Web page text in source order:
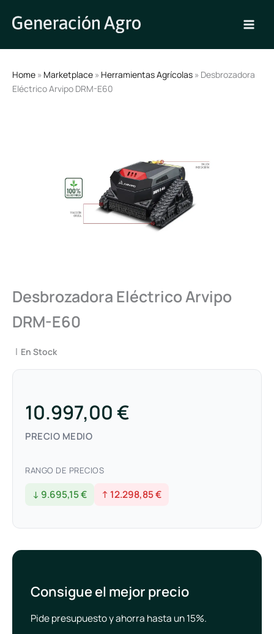
Home » Marketplace » Herramientas Agrícolas » Desbrozadora
Eléctrico Arvipo DRM-E60
Desbrozadora Eléctrico Arvipo
DRM-E60
| En Stock
10.997,00 €
PRECIO MEDIO
RANGO DE PRECIOS
↓ 9.695,15 € ↑ 12.298,85 €
Consigue el mejor precio
Pide presupuesto y ahorra hasta un 15%.